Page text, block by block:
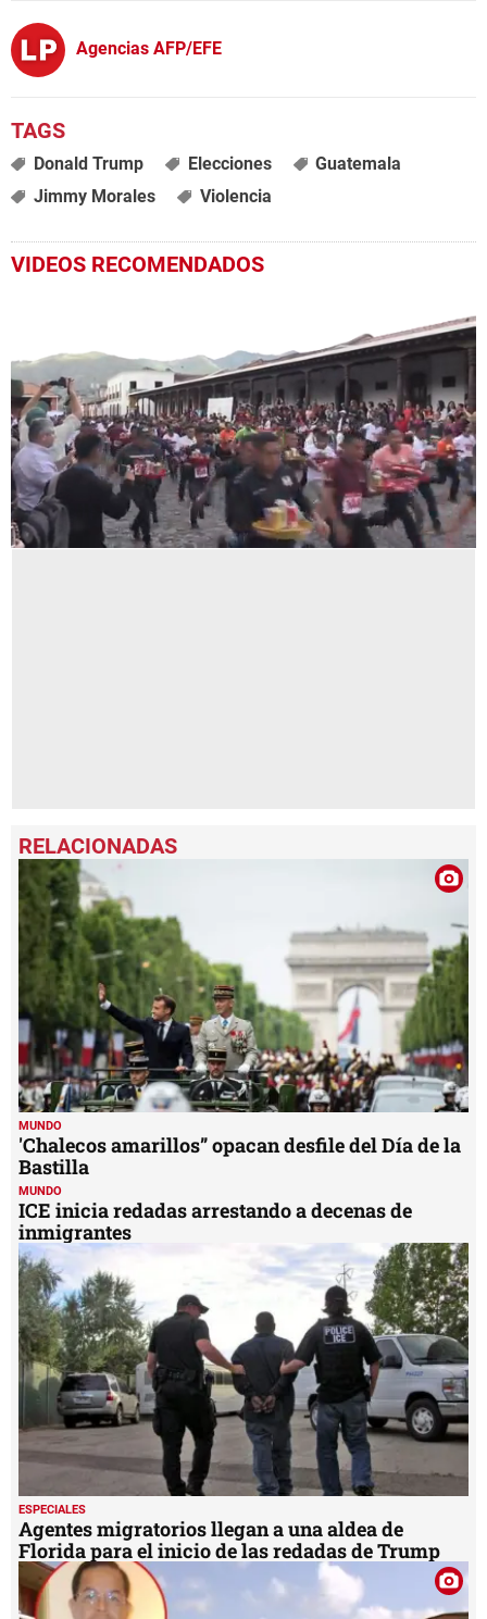
Agencias AFP/EFE
Donald Trump Elecciones
Guatemala
Jimmy Morales
Violencia
VIDEOS RECOMENDADOS
MUNDO
'Chalecos amarillos” opacan desfile del Día de la
Bastilla
MUNDO
ICE inicia redadas arrestando a decenas de
inmigrantes
ESPECIALES
Agentes migratorios llegan a una aldea de
Florida para el inicio de las redadas de Trump